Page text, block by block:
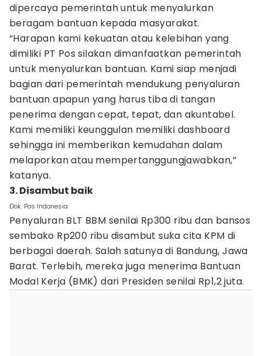
dipercaya pemerintah untuk menyalurkan
beragam bantuan kepada masyarakat.
“Harapan kami kekuatan atau kelebihan yang
dimiliki PT Pos silakan dimanfaatkan pemerintah
untuk menyalurkan bantuan. Kami siap menjadi
bagian dari pemerintah mendukung penyaluran
bantuan apapun yang harus tiba di tangan
penerima dengan cepat, tepat, dan akuntabel.
Kami memiliki keunggulan memiliki dashboard
sehingga ini memberikan kemudahan dalam
melaporkan atau mempertanggungjawabkan,”
katanya.
3. Disambut baik
Dok. Pos Indonesia
Penyaluran BLT BBM senilai Rp300 ribu dan bansos
sembako Rp200 ribu disambut suka cita KPM di
berbagai daerah. Salah satunya di Bandung, Jawa
Barat. Terlebih, mereka juga menerima Bantuan
Modal Kerja (BMK) dari Presiden senilai Rp1,2 juta.